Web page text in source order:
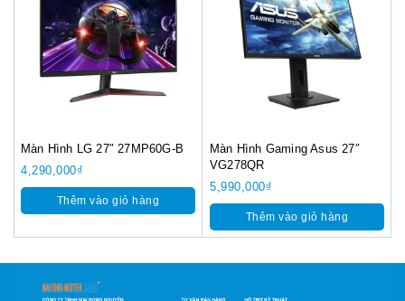
Màn Hình LG 27″ 27MP60G-B
4,290,000₫
Thêm vào giỏ hàng
Màn Hình Gaming Asus 27″
VG278QR
5,990,000₫
Thêm vào giỏ hàng